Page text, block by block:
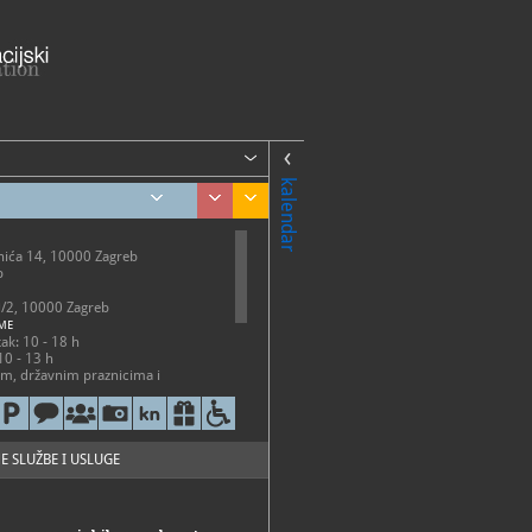
kalendar
14, 10000 Zagreb
2, 10000 Zagreb
10 - 18 h
- 13 h
državnim praznicima i
108, 4826-220, 4826-221
320
emz.hr/
SLUŽBE I USLUGE